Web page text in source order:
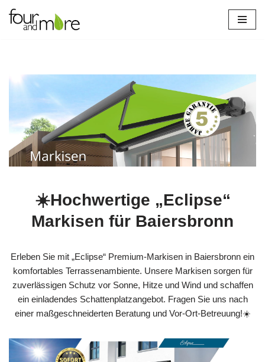
Zum
☀️Hochwertige „Eclipse“
Markisen für Baiersbronn
Erleben Sie mit „Eclipse“ Premium-Markisen in Baiersbronn ein
komfortables Terrassenambiente. Unsere Markisen sorgen für
zuverlässigen Schutz vor Sonne, Hitze und Wind und schaffen
ein einladendes Schattenplatzangebot. Fragen Sie uns nach
einer maßgeschneiderten Beratung und Vor-Ort-Betreuung!☀️